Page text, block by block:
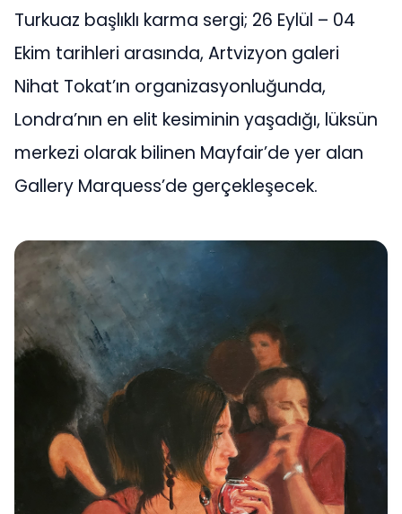
Turkuaz başlıklı karma sergi; 26 Eylül – 04
Ekim tarihleri arasında, Artvizyon galeri
Nihat Tokat’ın organizasyonluğunda,
Londra’nın en elit kesiminin yaşadığı, lüksün
merkezi olarak bilinen Mayfair’de yer alan
Gallery Marquess’de gerçekleşecek.